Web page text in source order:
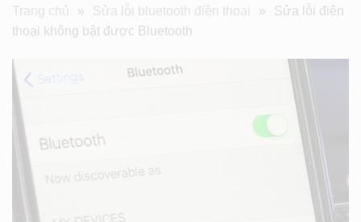
Trang chủ » Sửa lỗi bluetooth điện thoại »
Sửa lỗi điện
thoại không bật được Bluetooth